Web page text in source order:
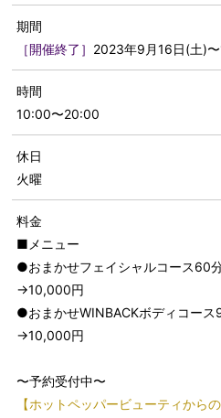
期間
［開催終了］ 2023年9月16日(土)
時間
10:00〜20:00
休日
火曜
料金
■メニュー
●おまかせフェイシャルコース
→10,000円
●おまかせWINBACKボディコー
→10,000円
〜予約受付中〜
【ホットペッパービューティから